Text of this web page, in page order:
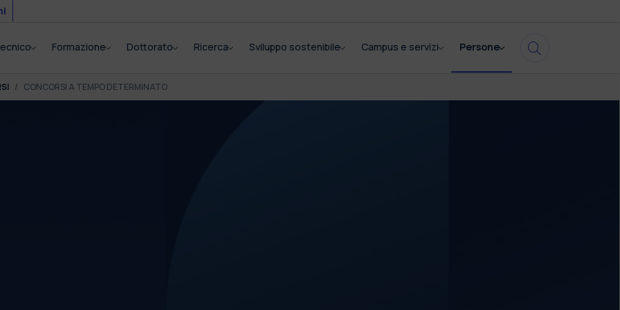
Formazione Dottorato Ricerca Sviluppo sostenibile Campus e servizi Persone
CONCORSI A TEMPO DETERMINATO